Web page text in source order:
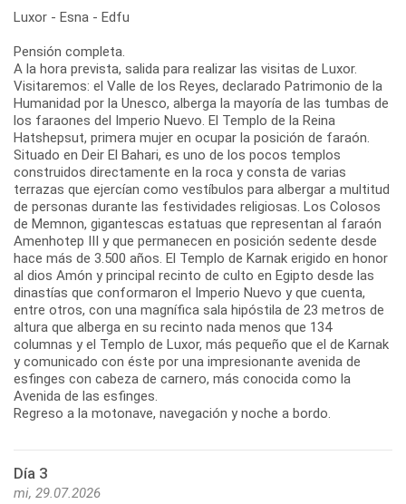
Luxor - Esna - Edfu
Pensión completa.
A la hora prevista, salida para realizar las visitas de Luxor.
Visitaremos: el Valle de los Reyes, declarado Patrimonio de la
Humanidad por la Unesco, alberga la mayoría de las tumbas de
los faraones del Imperio Nuevo. El Templo de la Reina
Hatshepsut, primera mujer en ocupar la posición de faraón.
Situado en Deir El Bahari, es uno de los pocos templos
construidos directamente en la roca y consta de varias
terrazas que ejercían como vestíbulos para albergar a multitud
de personas durante las festividades religiosas. Los Colosos
de Memnon, gigantescas estatuas que representan al faraón
Amenhotep III y que permanecen en posición sedente desde
hace más de 3.500 años. El Templo de Karnak erigido en honor
al dios Amón y principal recinto de culto en Egipto desde las
dinastías que conformaron el Imperio Nuevo y que cuenta,
entre otros, con una magnífica sala hipóstila de 23 metros de
altura que alberga en su recinto nada menos que 134
columnas y el Templo de Luxor, más pequeño que el de Karnak
y comunicado con éste por una impresionante avenida de
esfinges con cabeza de carnero, más conocida como la
Avenida de las esfinges.
Regreso a la motonave, navegación y noche a bordo.
Día 3
mi, 29.07.2026